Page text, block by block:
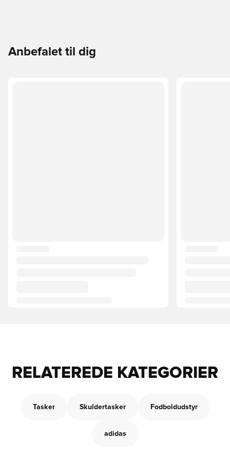
Anbefalet til dig
RELATEREDE KATEGORIER
Tasker Skuldertasker Fodboldudstyr
adidas